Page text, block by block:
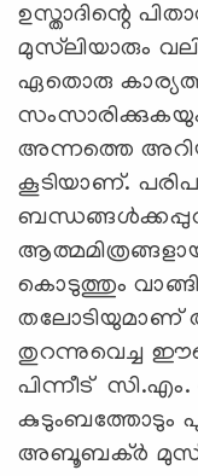
ഉസ്താദിന്റെ
മുസ്‌ലിയാരും
ഏതൊരു
അന്നത്തെ
കൂടിയാണ്.
കൊടുത്തും
തലോടിയുമാണ്
തുറന്നുവെച്ച
പിന്നീട് സി.എം.
കുടുംബത്തോടും
അബൂബക്ര്‍